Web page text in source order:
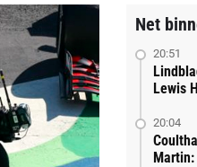
Net
20:51
Lewis
20:04